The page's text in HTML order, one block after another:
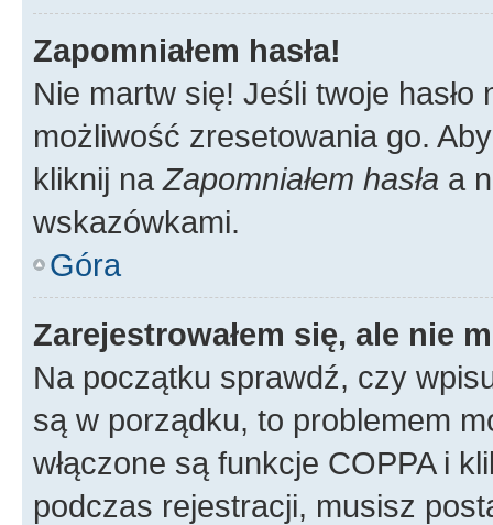
Zapomniałem hasła!
Nie martw się! Jeśli twoje
możliwość zresetowania go.
kliknij naZapomniałem hasła a
wskazówkami.
Góra
Zarejestrowałem się, ale nie
Na początku sprawdź, czy
są w porządku, to problemem
włączone są funkcje COPPA i
podczas rejestracji, musisz